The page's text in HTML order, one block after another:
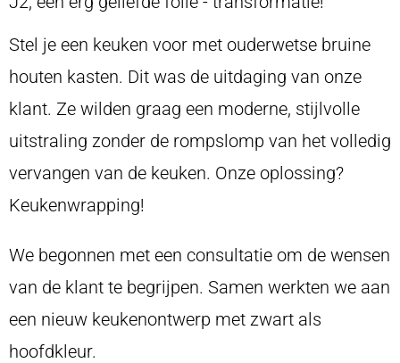
Stel je een keuken voor met ouderwetse bruine
houten kasten. Dit was de uitdaging van onze
klant. Ze wilden graag een moderne, stijlvolle
uitstraling zonder de rompslomp van het volledig
vervangen van de keuken. Onze oplossing?
Keukenwrapping!
We begonnen met een consultatie om de wensen
van de klant te begrijpen. Samen werkten we aan
een nieuw keukenontwerp met zwart als
hoofdkleur.